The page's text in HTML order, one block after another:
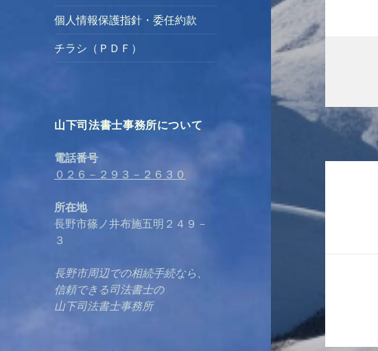
個人情報保護指針・委任約款
チラシ（ＰＤＦ）
山下司法書士事務所について
電話番号
０２６－２９３－２６３０
所在地
長野市篠ノ井布施五明２４９－
３
長野市周辺での相続手続なら、
信頼できる司法書士の
山下司法書士事務所
ナ
ン